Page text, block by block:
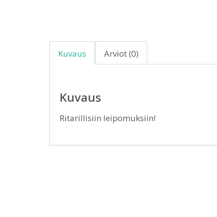
Kuvaus Arviot (0)
Kuvaus
Ritarillisiin leipomuksiin!